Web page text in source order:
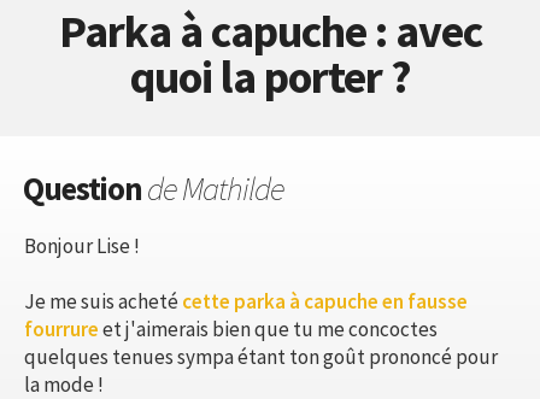
Parka à capuche : avec
quoi la porter ?
Questionde Mathilde
Bonjour Lise !
Je me suis achetécette parka à capuche en fausse
fourrureet j'aimerais bien que tu me concoctes
quelques tenues sympa étant ton goût prononcé pour
la mode !